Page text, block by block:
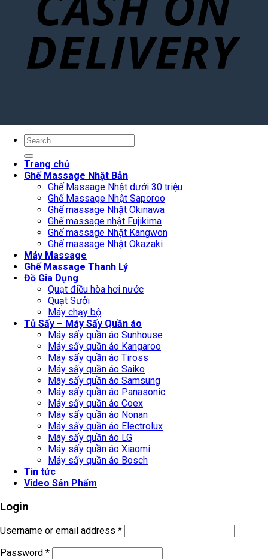
Search
Trang chủ
Ghế Massage Nhật Bản
Ghế Massage Nhật dưới 30 triệu
Ghế Massage Nhật Saporoo
Ghế massage Nhật Okinawa
Ghế massage nhật Fujikima
Ghế massage Nhật Kangwon
Ghế massage Nhật Okazaki
Máy Massage
Ghế Massage Thanh Lý
Đồ Gia Dụng
Quạt điều hòa hơi nước
Quạt Sưởi
Máy chạy bộ
Tủ Sấy – Máy Sấy Quần áo
Máy sấy quần áo Sunhouse
Máy sấy quần áo Kangaroo
Máy sấy quần áo Tiross
Máy sấy quần áo Saiko
Máy sấy quần áo Samsung
Máy sấy quần áo Panasonic
Máy sấy quần áo Coex
Máy sấy quần áo Nonan
Máy sấy quần áo Electrolux
Máy sấy quần áo LG
Máy sấy quần áo Xiaomi
Máy sấy quần áo Bosch
Tin tức
Video Sản Phẩm
Login
Username or email address *
Password *